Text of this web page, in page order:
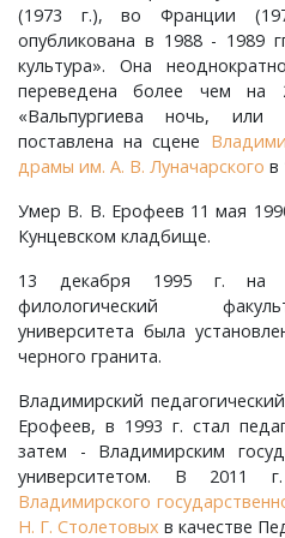
(1973 г.), во Франции
опубликована в 1988 - 1989
культура». Она
переведена более чем на
«Вальпургиева ночь,
поставлена на сцене
драмы им. А. В. Луначарского в
Умер В. В. Ерофеев 11 мая
Кунцевском кладбище.
13 декабря 1995 г. на
филологический
университета была
черного гранита.
Владимирский
Ерофеев, в 1993 г. стал
затем - Владимирским
университетом. В
Владимирского
Н. Г. Столетовых в качестве
Ставрово, деревня
Станки, село
Степанцево, село
Ступицы, деревня
Тополевка, деревня
Троицкое-Татарово, село
Харино, деревня
Хотиловка, деревня
Ивашково, деревня
Ивишенье, деревня
Имени Артема, поселок
имени Горького, поселок
имени Красина, поселок
Имени М. В. Фрунзе, посёлок
имени С. М. Кирова, поселок
Истомино, деревня
Овсянниково, деревня
Озерки, деревня
Осипово, село
Петровское, деревня
Пустынка, деревня
Репники, деревня
Русино, село
Ручьи, деревня
Репино, село
Савково, деревня
Селино, деревня
Синжаны, село
Толстиково, деревня
Тургенево, деревня
Урваново, село
Усад, деревня
Хоробрицы, деревня
Чаадаево, село
Сушнево-1, поселок
Спасское, село
Ставрово, поселок
Ундол, село
Фетинино, село
Чижово, деревня
Юрино, деревня
Хохловка, деревня
Языково, село
Спасское, село
Суздаль, город
Суромна, село
Сущево, деревня
Филиппуши, деревня
Цибеево, село
Черниж, село
Якиманское, село
Чураково, деревня
Шихобалово, село
Энтузиаст, село
Юрьев-Польский, город